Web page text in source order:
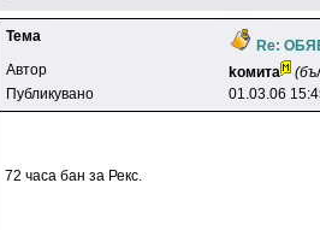
Тема
Re:
Автор
koмитa
Публикувано
01.03.06
72 часа бан за Рекс.